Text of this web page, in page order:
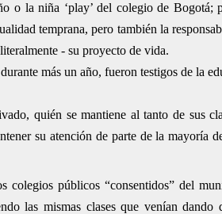
o la niña ‘play’ del colegio de Bogotá;
temprana, pero también la
- su proyecto de vida.
más un año, fueron testigos de la
quién se mantiene al tanto de sus
su atención de parte de la mayoría
colegios públicos “consentidos” del
las mismas clases que venían